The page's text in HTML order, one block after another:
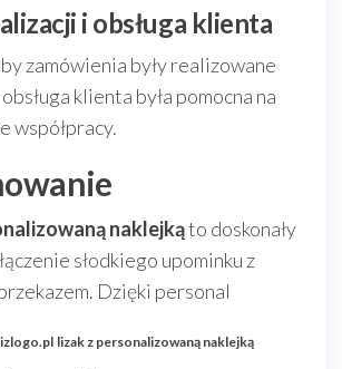
i obsługa klienta
zamówienia były realizowane
klienta była pomocna na
współpracy.
naklejkąto doskonały
słodkiego upominku z
Dzięki personal
lizak z personalizowaną naklejką